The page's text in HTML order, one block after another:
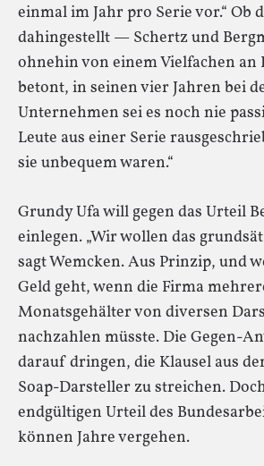
einmal im Jahr pro Serie vor.“ Ob
dahingestellt — Schertz und
ohnehin von einem Vielfachen an
betont, in seinen vier Jahren bei
Unternehmen sei es noch nie
Leute aus einer Serie
sie unbequem waren.“
Grundy Ufa will gegen das Urteil
einlegen. „Wir wollen das
sagt Wemcken. Aus Prinzip, und
Geld geht, wenn die Firma
Monatsgehälter von diversen
nachzahlen müsste. Die Gegen-
darauf dringen, die Klausel aus
Soap-Darsteller zu streichen.
endgültigen Urteil des
können Jahre vergehen.